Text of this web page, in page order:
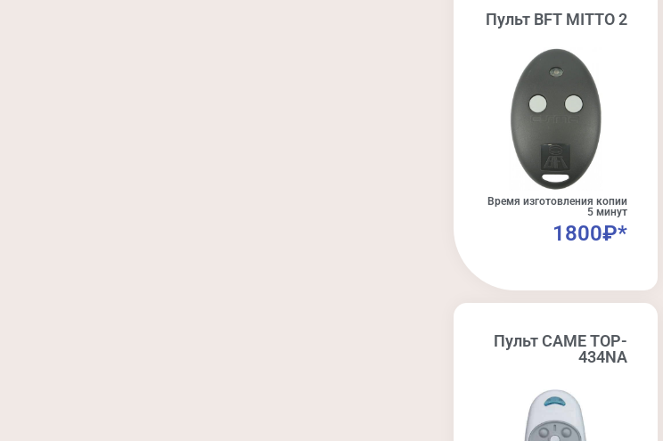
Пульт BFT MITTO 2
Время изготовления копии
5 минут
1800₽*
Пульт CAME TOP-
434NA